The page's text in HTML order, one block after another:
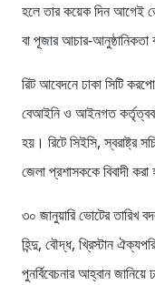
হলে তার কয়েক দিন আগেই
বা পূজার আচার-আনুষ্ঠানিকতা
রিট আবেদনে ঢাকা সিটি
বেআইনি ও আইনগত
হয়। রিটে সিইসি, স্বরাষ্ট্র
জেলা প্রশাসককে বিবাদী করা
৩০ জানুয়ারি ভোটের তারিখ
হিন্দু, বৌদ্ধ, খ্রিস্টান
পুনর্বিবেচনার আহ্বান